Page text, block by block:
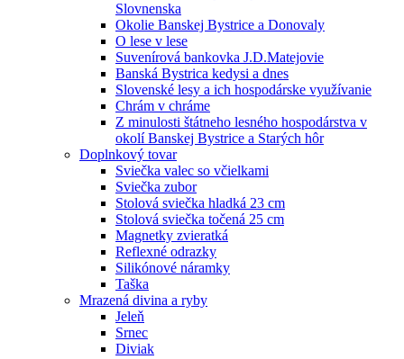
Slovnenska
Okolie Banskej Bystrice a Donovaly
O lese v lese
Suvenírová bankovka J.D.Matejovie
Banská Bystrica kedysi a dnes
Slovenské lesy a ich hospodárske využívanie
Chrám v chráme
Z minulosti štátneho lesného hospodárstva v
okolí Banskej Bystrice a Starých hôr
Doplnkový tovar
Sviečka valec so včielkami
Sviečka zubor
Stolová sviečka hladká 23 cm
Stolová sviečka točená 25 cm
Magnetky zvieratká
Reflexné odrazky
Silikónové náramky
Taška
Mrazená divina a ryby
Jeleň
Srnec
Diviak